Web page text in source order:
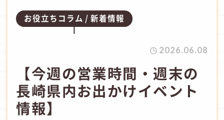
お役立ちコラム 新着情報
2026.06.08
​【今週の営業時間・週末の
長崎県内お出かけイベント
情報】